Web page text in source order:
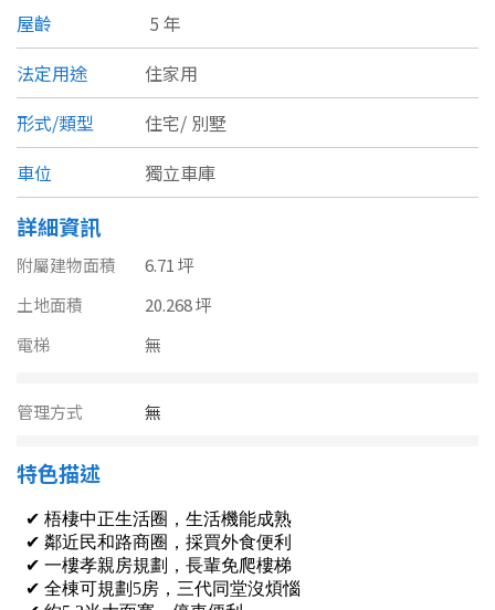
新竹市
新竹縣
苗栗縣
台中市
雲林縣
高雄市
澎湖縣
公寓
別墅 透天厝
農舍 辦公
坪數
不拘
40~50 坪
60~70 坪
80坪以上
~
屋齡
5 年
法定用途
住家用
形式/類型
住宅/ 別墅
車位
獨立車庫
詳細資訊
附屬建物面積
6.71 坪
土地面積
20.268 坪
電梯
無
管理方式 無
特色描述